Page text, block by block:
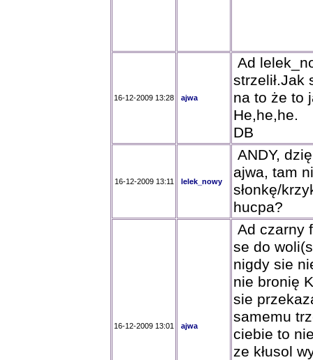
16-12-2009 13:28 ajwa
Ad
strzelił.Jak
na to że to
He,he,he.
DB
16-12-2009 13:11 lelek_nowy
ANDY,
ajwa, tam
słonkę/
hucpa?
16-12-2009 13:01 ajwa
Ad czarny
se do
nigdy sie
nie bronię
sie
samemu
ciebie to
ze kłusol